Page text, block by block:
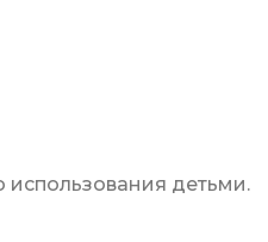
использования детьми.